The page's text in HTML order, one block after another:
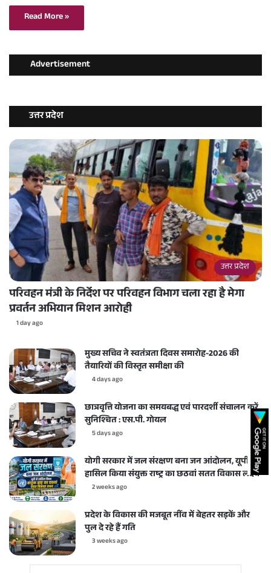
Read More »
Advertisement
उत्तर प्रदेश
उत्तर प्रदेश
परिवहन मंत्री के निर्देश पर परिवहन विभाग चला रहा है मेगा
प्रवर्तन अभियान मिशन आरोही
1 day ago
मुख्य सचिव ने स्वतंत्रता दिवस समारोह-2026 की
तैयारियों की विस्तृत समीक्षा की
4 days ago
छात्रवृत्ति योजना का समयबद्ध एवं पारदर्शी संचालन करें
सुनिश्चित : एस.पी. गोयल
5 days ago
योगी सरकार में जल संरक्षण बना जन आंदोलन, यूपी ने
हासिल किया संयुक्त राष्ट्र का छठवां सतत विकास लक्ष्य
2 weeks ago
प्रदेश के विकास की मजबूत नींव में बेहतर सड़कें और
पुल दे रहे हैं गति
3 weeks ago